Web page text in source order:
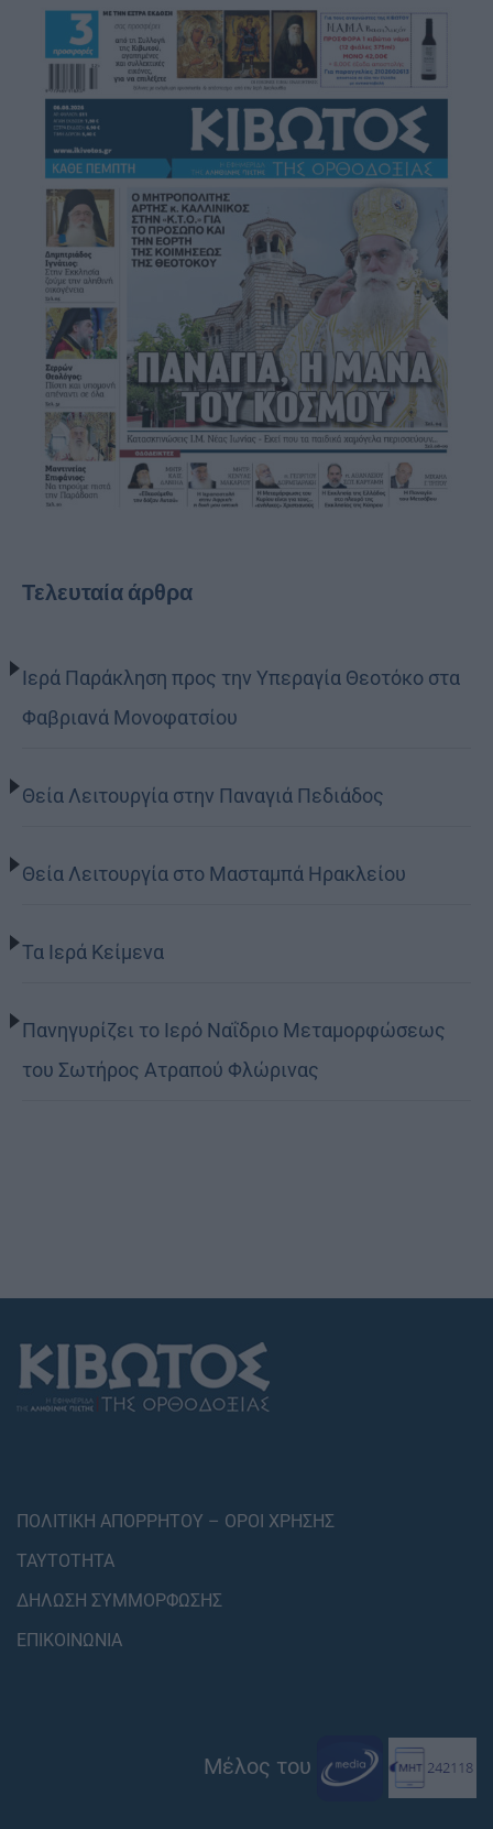
Τελευταία άρθρα
Ιερά Παράκληση προς την Υπεραγία Θεοτόκο στα
Φαβριανά Μονοφατσίου
Θεία Λειτουργία στην Παναγιά Πεδιάδος
Θεία Λειτουργία στο Μασταμπά Ηρακλείου
Τα Ιερά Κείμενα
Πανηγυρίζει το Ιερό Ναΐδριο Μεταμορφώσεως
του Σωτήρος Ατραπού Φλώρινας
ΠΟΛΙΤΙΚΗ ΑΠΟΡΡΗΤΟΥ – ΟΡΟΙ ΧΡΗΣΗΣ
ΤΑΥΤΟΤΗΤΑ
ΔΗΛΩΣΗ ΣΥΜΜΟΡΦΩΣΗΣ
ΕΠΙΚΟΙΝΩΝΙΑ
Μέλος του